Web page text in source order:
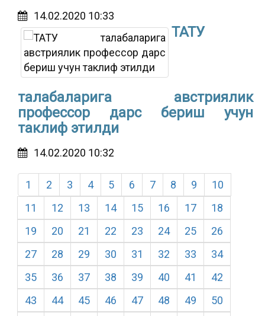
14.02.2020 10:33
ТАТУ
талабаларига австриялик
профессор дарс бериш учун
таклиф этилди
14.02.2020 10:32
1 2 3 4 5 6 7 8 9
10
11
12 13 14 15 16 17
18
19
20 21 22 23 24 25
26
27
28 29 30 31 32 33
34
35
36 37 38 39 40 41
42
43
44 45 46 47 48 49
50